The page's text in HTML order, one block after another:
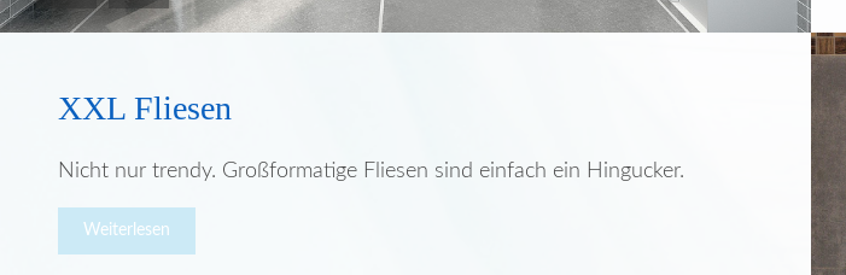
PreviousNext
XXL Fliesen
Nicht nur trendy. Großformatige Fliesen sind einfach ein Hingucker.
Weiterlesen